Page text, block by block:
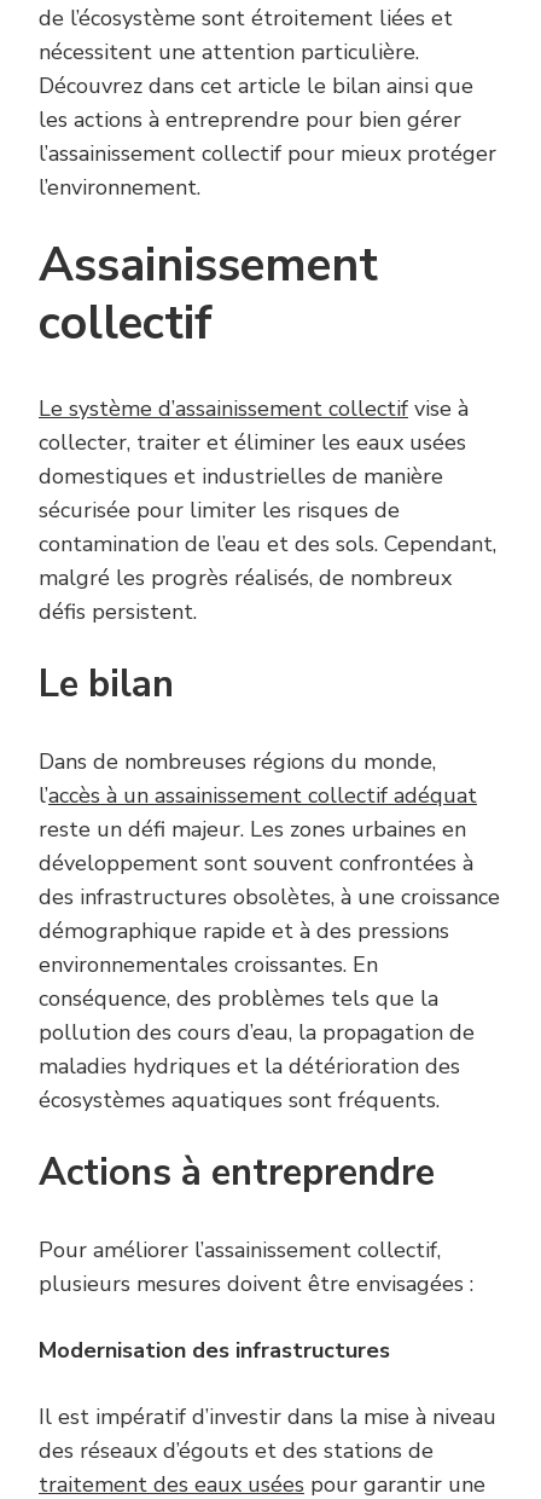
de l’écosystème sont étroitement liées et
nécessitent une attention particulière.
Découvrez dans cet article le bilan ainsi que
les actions à entreprendre pour bien gérer
l’assainissement collectif pour mieux protéger
l’environnement.
Assainissement
collectif
Le système d’assainissement collectif vise à
collecter, traiter et éliminer les eaux usées
domestiques et industrielles de manière
sécurisée pour limiter les risques de
contamination de l’eau et des sols. Cependant,
malgré les progrès réalisés, de nombreux
défis persistent.
Le bilan
Dans de nombreuses régions du monde,
l’accès à un assainissement collectif adéquat
reste un défi majeur. Les zones urbaines en
développement sont souvent confrontées à
des infrastructures obsolètes, à une croissance
démographique rapide et à des pressions
environnementales croissantes. En
conséquence, des problèmes tels que la
pollution des cours d’eau, la propagation de
maladies hydriques et la détérioration des
écosystèmes aquatiques sont fréquents.
Actions à entreprendre
Pour améliorer l’assainissement collectif,
plusieurs mesures doivent être envisagées :
Modernisation des infrastructures
Il est impératif d’investir dans la mise à niveau
des réseaux d’égouts et des stations de
traitement des eaux usées pour garantir une